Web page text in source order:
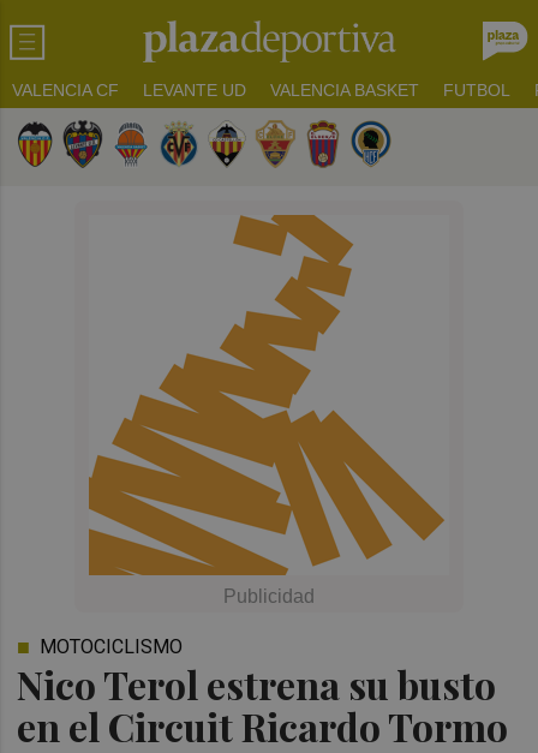
VALENCIA CF LEVANTE UD VALENCIA BASKET FUTBOL
Nico Terol estrena su busto
en el Circuit Ricardo Tormo
MOTOCICLISMO